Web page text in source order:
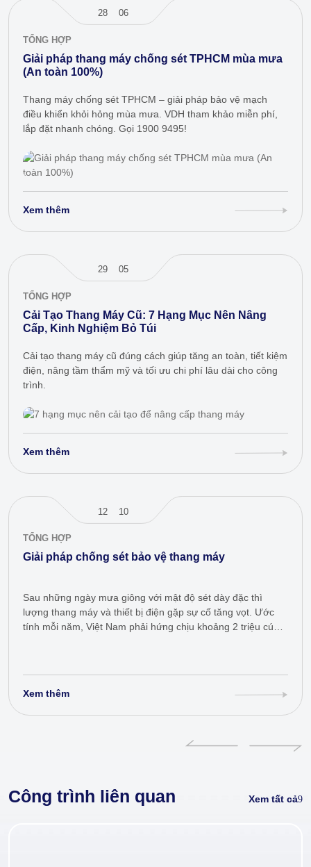
28 06
TỔNG HỢP
Giải pháp thang máy chống sét TPHCM mùa mưa
(An toàn 100%)
Thang máy chống sét TPHCM – giải pháp bảo vệ mạch
điều khiển khỏi hỏng mùa mưa. VDH tham khảo miễn phí,
lắp đặt nhanh chóng. Gọi 1900 9495!
Xem thêm
29 05
TỔNG HỢP
Cải Tạo Thang Máy Cũ: 7 Hạng Mục Nên Nâng
Cấp, Kinh Nghiệm Bỏ Túi
Cải tạo thang máy cũ đúng cách giúp tăng an toàn, tiết kiệm
điện, nâng tầm thẩm mỹ và tối ưu chi phí lâu dài cho công
trình.
Xem thêm
12 10
TỔNG HỢP
Giải pháp chống sét bảo vệ thang máy
Sau những ngày mưa giông với mật độ sét dày đặc thì
lượng thang máy và thiết bị điện gặp sự cố tăng vọt. Ước
tính mỗi năm, Việt Nam phải hứng chịu khoảng 2 triệu cú
Xem thêm
Công trình liên quan Xem tất cả